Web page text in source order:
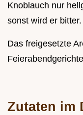
Knoblauch nur
sonst wird er bitter.
Das freigesetzte
Zutaten im